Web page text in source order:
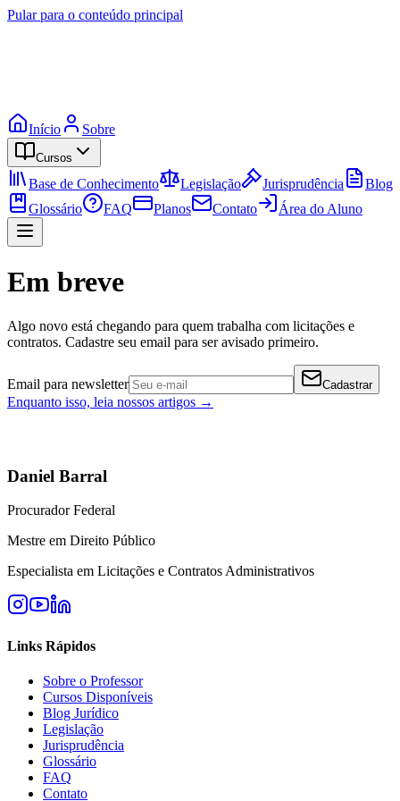
Pular para o conteúdo principal
Início Sobre
Cursos
Base de Conhecimento Legislação Jurisprudência
Blog
Glossário
FAQ Planos Contato Área do Aluno
Em breve
Algo novo está chegando para quem trabalha com licitações e
contratos. Cadastre seu email para ser avisado primeiro.
Email para newsletter Cadastrar
Enquanto isso, leia nossos artigos →
Daniel Barral
Procurador Federal
Mestre em Direito Público
Especialista em Licitações e Contratos Administrativos
Links Rápidos
Sobre o Professor
Cursos Disponíveis
Blog Jurídico
Legislação
Jurisprudência
Glossário
FAQ
Contato